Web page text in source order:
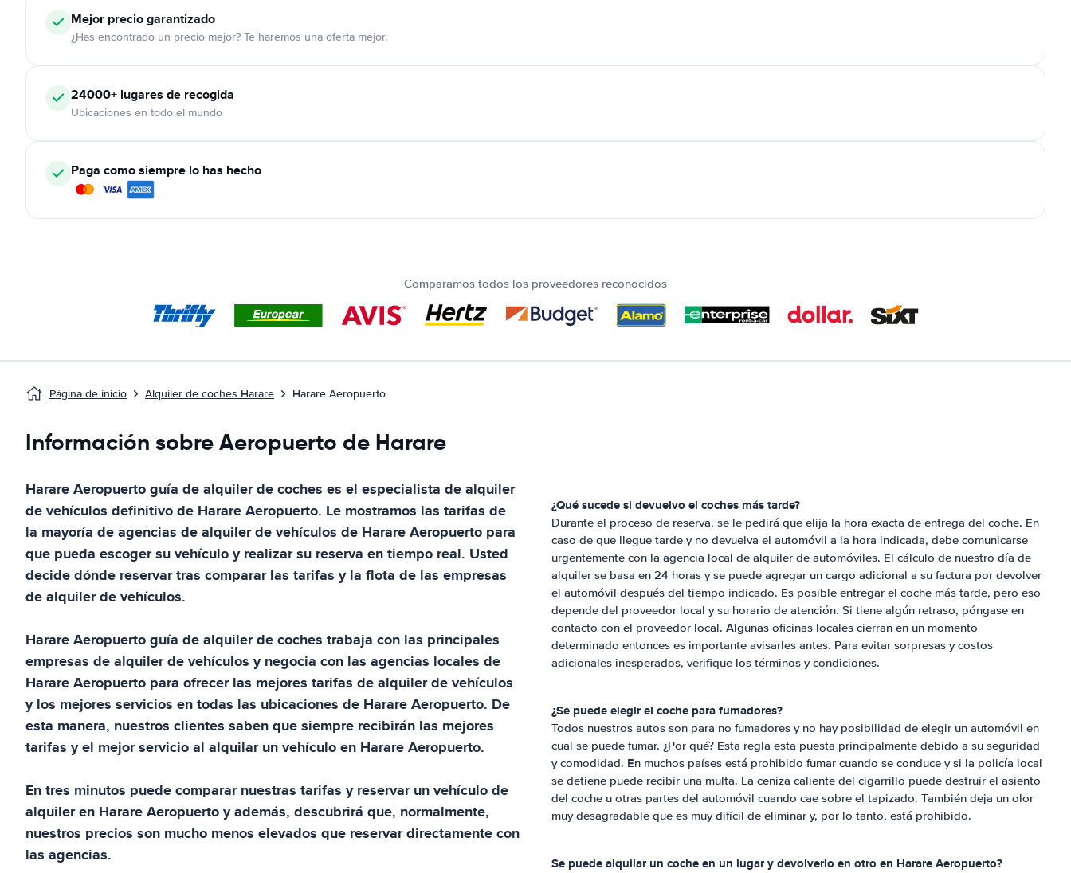
Mejor precio garantizado
¿Has encontrado un precio mejor? Te haremos una oferta mejor.
24000+ lugares de recogida
Ubicaciones en todo el mundo
Paga como siempre lo has hecho
Comparamos todos los proveedores reconocidos
Página de inicio Alquiler de coches Harare Harare Aeropuerto
Información sobre Aeropuerto de Harare
Harare Aeropuertoguía de alquiler de coches es el especialista de alquiler
de vehículos definitivo de Harare Aeropuerto. Le mostramos las tarifas de
la mayoría de agencias de alquiler de vehículos de Harare Aeropuerto para
que pueda escoger su vehículo y realizar su reserva en tiempo real. Usted
decide dónde reservar tras comparar las tarifas y la flota de las empresas
de alquiler de vehículos.
Harare Aeropuertoguía de alquiler de coches trabaja con las principales
empresas de alquiler de vehículos y negocia con las agencias locales de
Harare Aeropuerto para ofrecer las mejores tarifas de alquiler de vehículos
y los mejores servicios en todas las ubicaciones de Harare Aeropuerto. De
esta manera, nuestros clientes saben que siempre recibirán las mejores
tarifas y el mejor servicio al alquilar un vehículo en Harare Aeropuerto.
En tres minutos puede comparar nuestras tarifas y reservar un vehículo de
alquiler en Harare Aeropuertoy además, descubrirá que, normalmente,
nuestros precios son mucho menos elevados que reservar directamente con
las agencias.
¿Qué sucede si devuelvo el coches más tarde?
Durante el proceso de reserva, se le pedirá que elija la hora exacta de entrega del coche. En
caso de que llegue tarde y no devuelva el automóvil a la hora indicada, debe comunicarse
urgentemente con la agencia local de alquiler de automóviles. El cálculo de nuestro día de
alquiler se basa en 24 horas y se puede agregar un cargo adicional a su factura por devolver
el automóvil después del tiempo indicado. Es posible entregar el coche más tarde, pero eso
depende del proveedor local y su horario de atención. Si tiene algún retraso, póngase en
contacto con el proveedor local. Algunas oficinas locales cierran en un momento
determinado entonces es importante avisarles antes. Para evitar sorpresas y costos
adicionales inesperados, verifique los términos y condiciones.
¿Se puede elegir el coche para fumadores?
Todos nuestros autos son para no fumadores y no hay posibilidad de elegir un automóvil en
cual se puede fumar. ¿Por qué? Esta regla esta puesta principalmente debido a su seguridad
y comodidad. En muchos países está prohibido fumar cuando se conduce y si la policía local
se detiene puede recibir una multa. La ceniza caliente del cigarrillo puede destruir el asiento
del coche u otras partes del automóvil cuando cae sobre el tapizado. También deja un olor
muy desagradable que es muy difícil de eliminar y, por lo tanto, está prohibido.
Se puede alquilar un coche en un lugar y devolverlo en otro en Harare Aeropuerto?